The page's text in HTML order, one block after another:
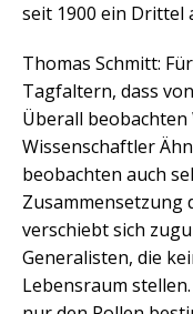
seit 1900 ein Drittel
Thomas Schmitt:
Tagfaltern, dass
Überall
Wissenschaftler
beobachten auch
Zusammensetzung
verschiebt sich
Generalisten, die
Lebensraum